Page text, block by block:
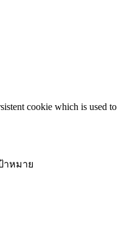
cookie which is used to
าหมาย